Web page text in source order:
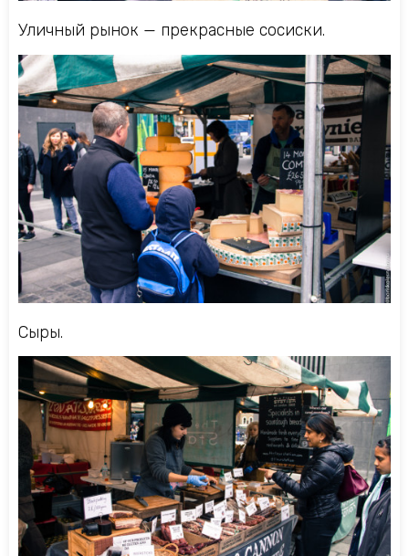
Уличный рынок — прекрасные сосиски.
Сыры.